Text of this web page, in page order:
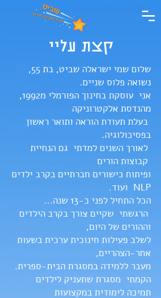
קצת עליי
שלום שמי ישראלה שביט, בת 55,
נשואה פלוס שניים.
אני עוסקת בחינוך הפורמלי מ1992,
מהנדסת אלקטרוניקה
בעלת תעודת הוראה ותואר ראשון
בפסיכולוגיה.
לאורך השנים למדתי גם הנחיית
קבוצות הורים
ופיתוח כישורים חברתיים בקרב ילדים
NLP ועוד.
הכל התחיל לפני כ-13 שנה...
הרגשתי שקיים צורך בקרב הילדים
וההורים של היום,
לשלב פעילות חינוכית ערכית בשעות
אחר-הצהריים,
מעבר ללמידה במסגרת הבית-ספרית.
הקמתי מסגרת שתעניק לילדים
תמיכה לימודית במקצועות